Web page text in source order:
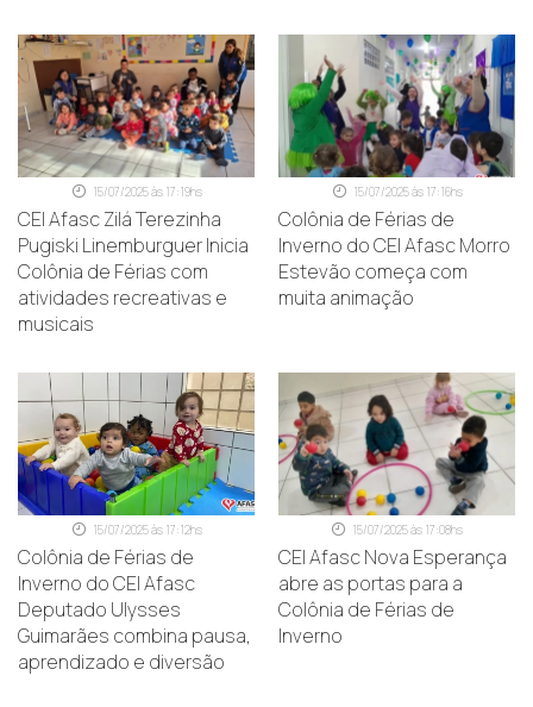
15/07/2025 às 17:19hs
CEI Afasc Zilá Terezinha
Pugiski Linemburguer Inicia
Colônia de Férias com
atividades recreativas e
musicais
15/07/2025 às 17:16hs
Colônia de Férias de
Inverno do CEI Afasc Morro
Estevão começa com
muita animação
15/07/2025 às 17:12hs
Colônia de Férias de
Inverno do CEI Afasc
Deputado Ulysses
Guimarães combina pausa,
aprendizado e diversão
15/07/2025 às 17:08hs
CEI Afasc Nova Esperança
abre as portas para a
Colônia de Férias de
Inverno